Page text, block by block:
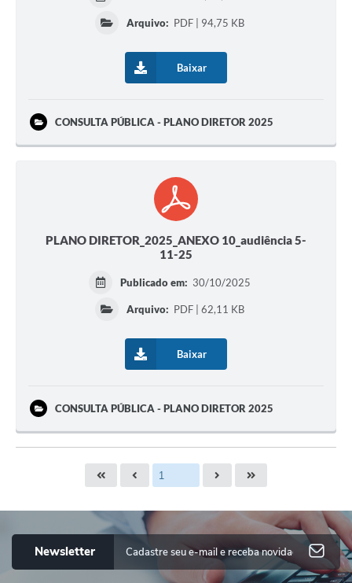
Arquivo: PDF | 94,75 KB
Baixar
CONSULTA PÚBLICA - PLANO DIRETOR 2025
PLANO DIRETOR_2025_ANEXO 10_audiência 5-
11-25
Publicado em: 30/10/2025
Arquivo: PDF | 62,11 KB
Baixar
CONSULTA PÚBLICA - PLANO DIRETOR 2025
Newsletter